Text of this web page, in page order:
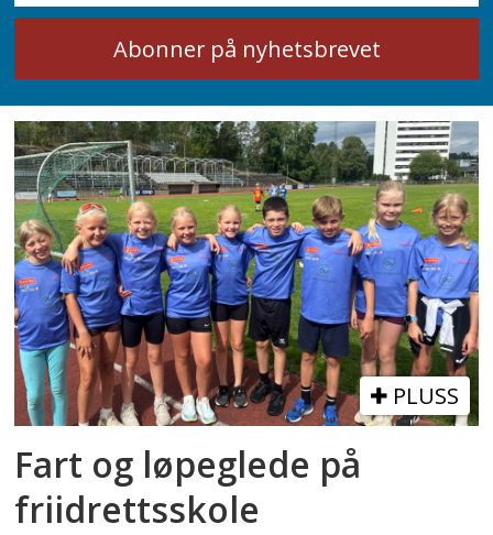
PLUSS
Fart og løpeglede på
friidrettsskole